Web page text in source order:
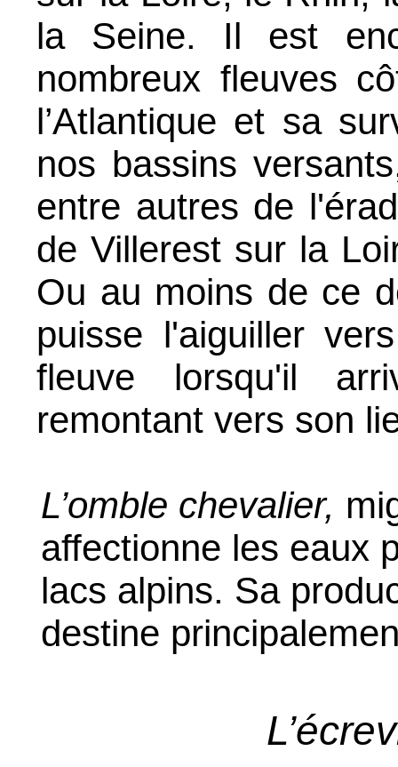
la Seine. Il est
nombreux fleuves
l’Atlantique et sa
nos bassins
entre autres de
de Villerest sur la
Ou au moins de ce
puisse l'aiguiller
fleuve lorsqu'il
remontant vers son
L’omble chevalier,
affectionne les eaux
lacs alpins. Sa
destine